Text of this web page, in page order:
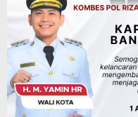
Api Sempat
Tahura Sultan
Dikendalikan
Agustus 8, 2026